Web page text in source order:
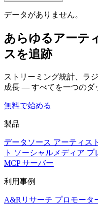
データがありません。
あらゆるアーテ
スを追跡
ストリーミング統計、ラ
成長 — すべてを一つのダ
無料で始める
製品
データソース アーティス
ト ソーシャルメディア プ
MCP サーバー
利用事例
A&Rリサーチ プロモータ